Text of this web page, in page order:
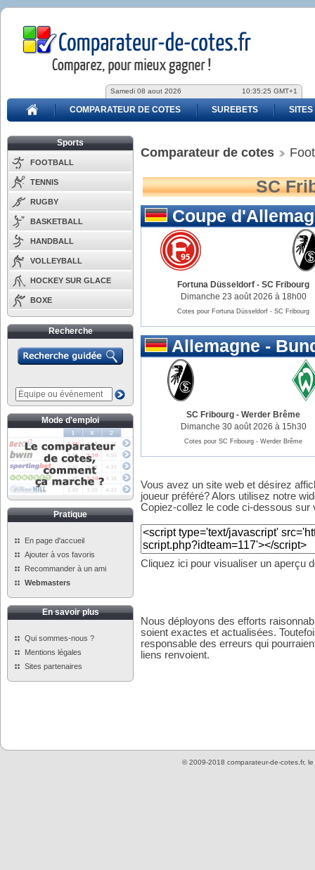
Samedi 08 aout 2026 10:35:25 GMT+1
COMPARATEUR DE COTES SUREBETS SITES
Sports
FOOTBALL
TENNIS
RUGBY
BASKETBALL
HANDBALL
VOLLEYBALL
HOCKEY SUR GLACE
BOXE
Recherche
Mode d'emploi
Pratique
En page d'accueil
Ajouter à vos favoris
Recommander à un ami
Webmasters
En savoir plus
Qui sommes-nous ?
Mentions légales
Sites partenaires
Comparateur de cotes
SC
Coupe
Fortuna Düsseldorf - SC Fribourg
Dimanche 23 août 2026 à 18h00
Cotes pour Fortuna Düsseldorf - SC Fribourg
Allemagne -
SC Fribourg - Werder Brême
Dimanche 30 août 2026 à 15h30
Cotes pour SC Fribourg - Werder Brême
Vous avez un site web et désirez
joueur préféré? Alors utilisez notre
Copiez-collez le code ci-dessous
Cliquez ici pour visualiser un aperçu
Nous déployons des efforts
soient exactes et actualisées.
responsable des erreurs qui
liens renvoient.
© 2009-2018 comparateur-de-cotes.fr, le